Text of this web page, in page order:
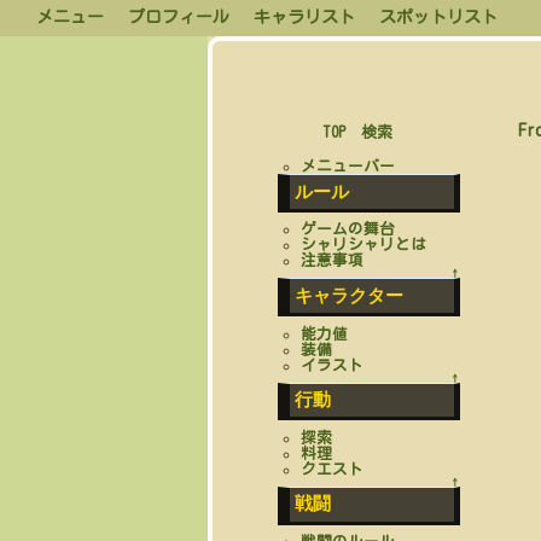
メニュー プロフィール キャラリスト スポットリスト
TOP 検索
メニューバー
ルール
ゲームの舞台
シャリシャリとは
注意事項
↑
キャラクター
能力値
装備
イラスト
↑
行動
探索
料理
クエスト
↑
戦闘